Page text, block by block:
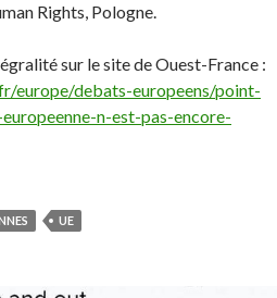
Rights, Pologne.
sur le site de Ouest-France :
europe/debats-europeens/point-
n-est-pas-encore-
UE